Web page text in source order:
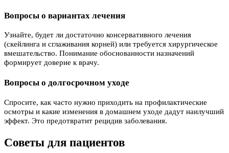
Вопросы о вариантах лечения
Узнайте, будет ли достаточно консервативного лечения
(скейлинга и сглаживания корней) или требуется хирургическое
вмешательство. Понимание обоснованности назначений
формирует доверие к врачу.
Вопросы о долгосрочном уходе
Спросите, как часто нужно приходить на профилактические
осмотры и какие изменения в домашнем уходе дадут наилучший
эффект. Это предотвратит рецидив заболевания.
Советы для пациентов